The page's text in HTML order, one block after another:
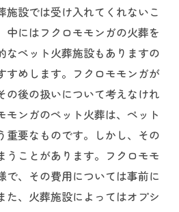
施設では受け入れてくれないこ
中にはフクロモモンガの火葬を
なペット火葬施設もありますの
すめします。フクロモモンガが
の後の扱いについて考えなけれ
モンガのペット火葬は、ペット
重要なものです。しかし、その
うことがあります。フクロモモ
で、その費用については事前に
た、火葬施設によってはオプシ